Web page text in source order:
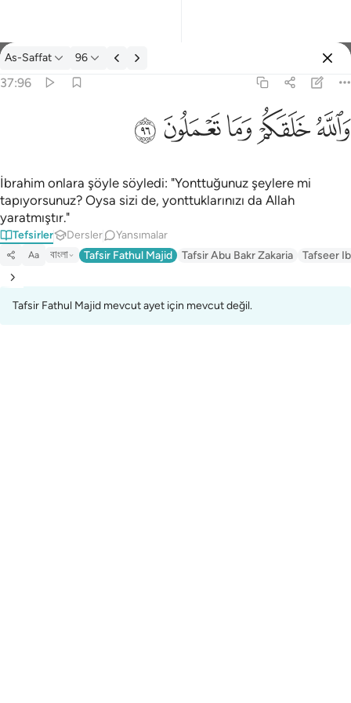
Tefsir: As-Saffat 37:96
As-Saffat 96
37:96
وَٱللَّهُ خَلَقَكُمْ وَمَا تَعْمَلُونَ ٩٦
ﲤﲥﲦﲧﲨ
İbrahim onlara şöyle söyledi: "Yonttuğunuz şeylere mi
tapıyorsunuz? Oysa sizi de, yonttuklarınızı da Allah
yaratmıştır."
Tefsirler Dersler Yansımalar
Aa বাংলা Tafsir Fathul Majid Tafsir Abu Bakr Zakaria Tafseer
Tafsir Fathul Majid mevcut ayet için mevcut değil.